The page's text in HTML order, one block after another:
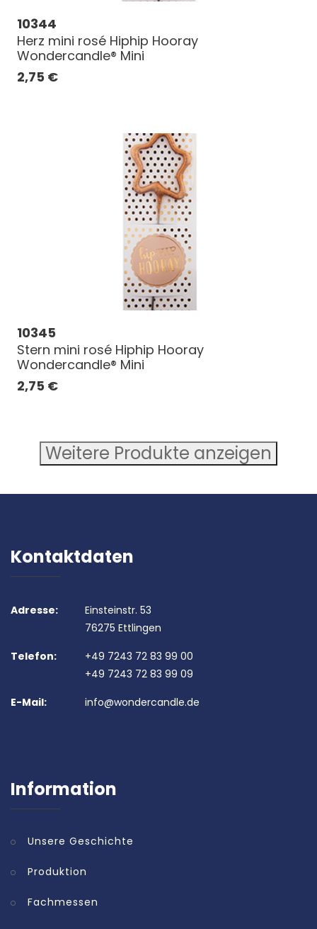
10344
Herz mini rosé Hiphip Hooray
Wondercandle® Mini
2,75 €
10345
Stern mini rosé Hiphip Hooray
Wondercandle® Mini
2,75 €
Weitere Produkte anzeigen
Kontaktdaten
Adresse:
Einsteinstr. 53
76275 Ettlingen
Telefon:
+49 7243 72 83 99 00
+49 7243 72 83 99 09
E-Mail:
info@wondercandle.de
Information
Unsere Geschichte
Produktion
Fachmessen